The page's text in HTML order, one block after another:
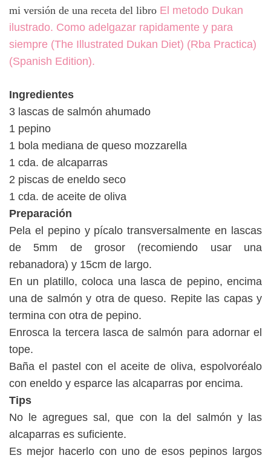
mi versión de una receta del libro El metodo Dukan
ilustrado. Como adelgazar rapidamente y para
siempre (The Illustrated Dukan Diet) (Rba Practica)
(Spanish Edition).
Ingredientes
3 lascas de salmón ahumado
1 pepino
1 bola mediana de queso mozzarella
1 cda. de alcaparras
2 piscas de eneldo seco
1 cda. de aceite de oliva
Preparación
Pela el pepino y pícalo transversalmente en lascas
de 5mm de grosor (recomiendo usar una
rebanadora) y 15cm de largo.
En un platillo, coloca una lasca de pepino, encima
una de salmón y otra de queso. Repite las capas y
termina con otra de pepino.
Enrosca la tercera lasca de salmón para adornar el
tope.
Baña el pastel con el aceite de oliva, espolvoréalo
con eneldo y esparce las alcaparras por encima.
Tips
No le agregues sal, que con la del salmón y las
alcaparras es suficiente.
Es mejor hacerlo con uno de esos pepinos largos